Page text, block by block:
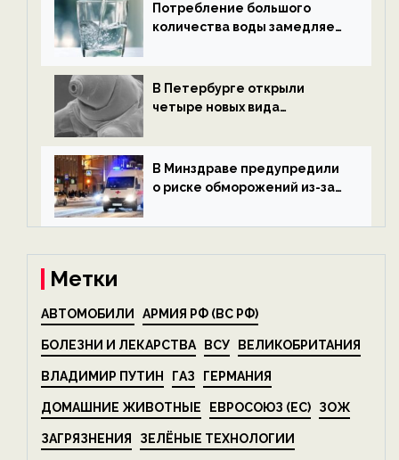
Потребление большого
количества воды замедляет
В Петербурге открыли
четыре новых вида
экологии на ECOportal
В Минздраве предупредили
о риске обморожений из-за
на ECOportal
Метки
АВТОМОБИЛИ АРМИЯ РФ (ВС РФ)
БОЛЕЗНИ И ЛЕКАРСТВА ВСУ ВЕЛИКОБРИТАНИЯ
ВЛАДИМИР ПУТИН ГАЗ ГЕРМАНИЯ
ДОМАШНИЕ ЖИВОТНЫЕ ЕВРОСОЮЗ (ЕС) ЗОЖ
ЗАГРЯЗНЕНИЯ ЗЕЛЁНЫЕ ТЕХНОЛОГИИ